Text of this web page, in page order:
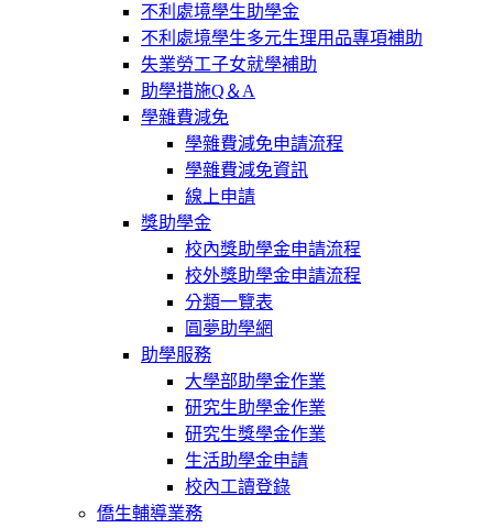
不利處境學生助學金
不利處境學生多元生理用品專項補助
失業勞工子女就學補助
助學措施Q＆A
學雜費減免
學雜費減免申請流程
學雜費減免資訊
線上申請
獎助學金
校內獎助學金申請流程
校外獎助學金申請流程
分類一覽表
圓夢助學網
助學服務
大學部助學金作業
研究生助學金作業
研究生獎學金作業
生活助學金申請
校內工讀登錄
僑生輔導業務